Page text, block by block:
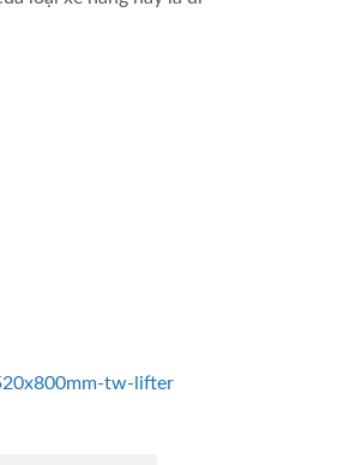
tw-lifter